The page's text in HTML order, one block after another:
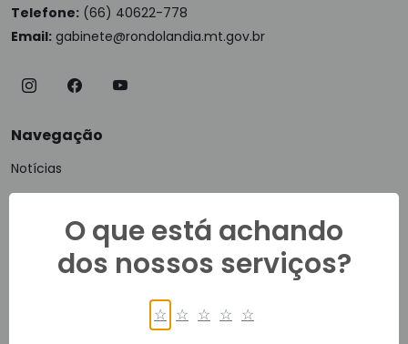
Telefone: (66) 40622-778
Email: gabinete@rondolandia.mt.gov.br
Navegação
Notícias
Vídeos
OuvidoriaO que está achando
dos nossos serviços?
☆ ☆ ☆ ☆ ☆